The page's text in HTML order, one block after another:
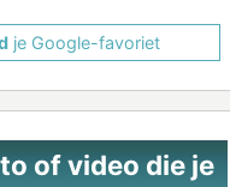
je Google-favoriet
of video die je